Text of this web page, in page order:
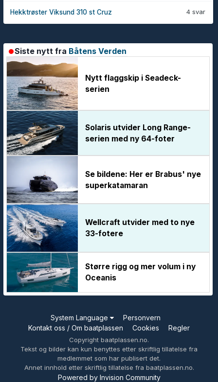
4 svar
Hekktrøster Viksund 310 st Cruz
Siste nytt fra Båtens Verden
Nytt flaggskip i Seadeck-
serien
Solaris utvider Long Range-
serien med ny 64-foter
Se bildene: Her er Brabus' nye
superkatamaran
Wellcraft utvider med to nye
33-fotere
Større rigg og mer volum i ny
Oceanis
System Language
Personvern
Kontakt oss / Om baatplassen
Cookies Regler
Copyright baatplassen.no.
Tekst og bilder kan kun benyttes etter skriftlig tillatelse fra
medlemmet som har publisert det.
Annet innhold etter skriftlig tillatelse fra baatplassen.no.
Powered by Invision Community